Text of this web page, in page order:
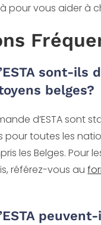
pour vous aider à
sont-ils
belges?
d’ESTA sont
pour toutes les
les Belges. Pour
référez-vous au